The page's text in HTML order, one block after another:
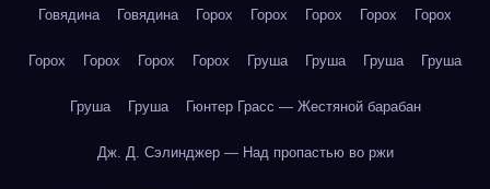
Говядина Говядина Горох Горох Горох Горох Горох
Горох Горох Горох Горох Груша Груша Груша Груша
Груша Груша Гюнтер Грасс — Жестяной барабан
Дж. Д. Сэлинджер — Над пропастью во ржи